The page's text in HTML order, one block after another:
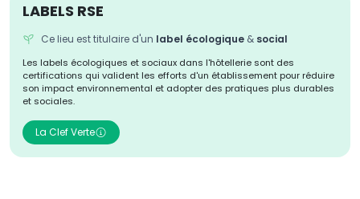
LABELS RSE
Ce lieu est titulaire d'un label écologique & social
Les labels écologiques et sociaux dans l'hôtellerie sont des
certifications qui valident les efforts d'un établissement pour réduire
son impact environnemental et adopter des pratiques plus durables
et sociales.
La Clef Verte